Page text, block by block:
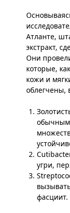
Атланте,
экстракт,
Они
которые,
кожи и
облегчены,
обычным
угри,
фасциит.